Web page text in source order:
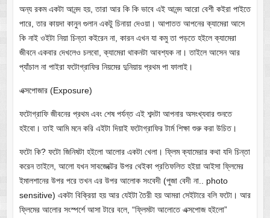
অন্য রকম একটা আনন্দ হয়, তারা আর কি কি ভাবে এই আনন্দ আরো বেশী কইরা পাইতে
পারে, তার কায়দা কানুন গুলান একটু চিনায়া দেওয়া। আপাতত আপনের ক্যামেরা আসে
কি নাই ওইটা নিয়া চিন্তা কইরেন না, কারন এখন যা কমু তা পড়তে হইলে ক্যামেরা
জীবনে একবার দেখলেও চলবো, ক্যামেরা থাকনটা আবশ্যক না। তাইলে আসেন আর
প্যাঁচাল না পাইরা ফটোগ্রাফির নিয়মের দুনিয়ায় প্রথম পা ফালাই।
এক্সপোজার (Exposure)
ফটোগ্রাফি জীবনের প্রথম এবং শেষ পর্যন্ত এই শব্দটা আপনার অসংখ্যবার শুনতে
হইবো। তাই আমি মনে করি এইটা দিয়াই ফটোগ্রাফির টার্ম শিক্ষা শুরু করা উচিত।
ফটো কি? ফটো জিনিষটা হইলো আলোর একটা খেলা। ফ্লিম ক্যামেরার কথা যদি চিন্তা
করেন তাইলে, আলো যখন সাবজেক্টের উপর থেইকা প্রতিফলিত হইয়া আইসা ফ্লিমের
ইমালশানের উপর পরে তখন এর উপর আলোক সংবেদী (পুজা বেদী না.. photo
sensitive) একটা বিক্রিয়া হয় আর যেইটা তৈরী হয় আমরা সেইটারে বলি ফটো। আর
ফ্লিমের আলোর সংস্পর্শে আসা টারে বলে, “ফ্লিমটা আলোতে এক্সপোজ হইলো”